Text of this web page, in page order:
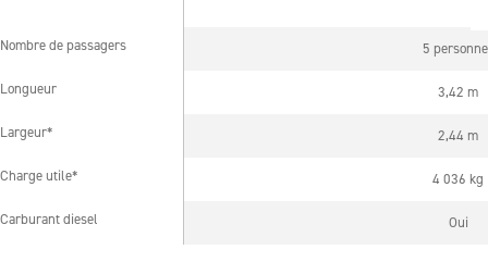
Nombre de passagers 5
Longueur 3,42 m
Largeur* 2,44 m
Charge utile* 4 036 kg
Carburant diesel Oui
Nombre de passagers
Longueur
Largeur*
Charge utile*
Carburant diesel